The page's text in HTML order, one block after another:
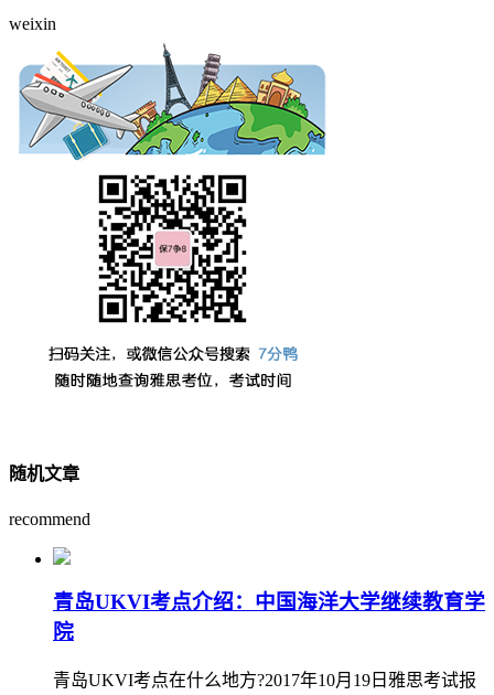
weixin
随机文章
recommend
青岛UKVI考点介绍：中国海洋大学继续教育学
院
青岛UKVI考点在什么地方?2017年10月19日雅思考试报